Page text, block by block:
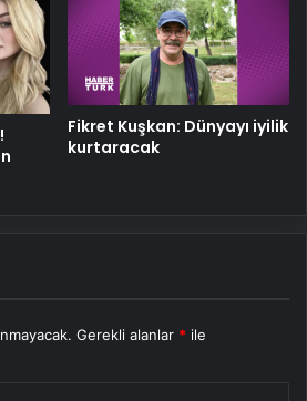
Fikret Kuşkan: Dünyayı iyilik
kurtaracak
Gerekli alanlar * ile